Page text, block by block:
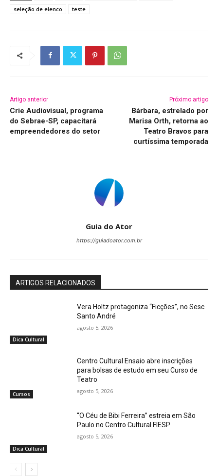
seleção de elenco
teste
Artigo anterior
Crie Audiovisual, programa
do Sebrae-SP, capacitará
empreendedores do setor
Próximo artigo
Bárbara, estrelado por
Marisa Orth, retorna ao
Teatro Bravos para
curtíssima temporada
Guia do Ator
https://guiadoator.com.br
ARTIGOS RELACIONADOS
Dica Cultural
Vera Holtz protagoniza “Ficções”, no Sesc
Santo André
agosto 5, 2026
Cursos
Centro Cultural Ensaio abre inscrições
para bolsas de estudo em seu Curso de
Teatro
agosto 5, 2026
Dica Cultural
“O Céu de Bibi Ferreira” estreia em São
Paulo no Centro Cultural FIESP
agosto 5, 2026